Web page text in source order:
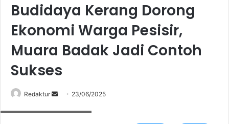
Budidaya Kerang Dorong
Ekonomi Warga Pesisir,
Muara Badak Jadi Contoh
Sukses
Redaktur 23/06/2025